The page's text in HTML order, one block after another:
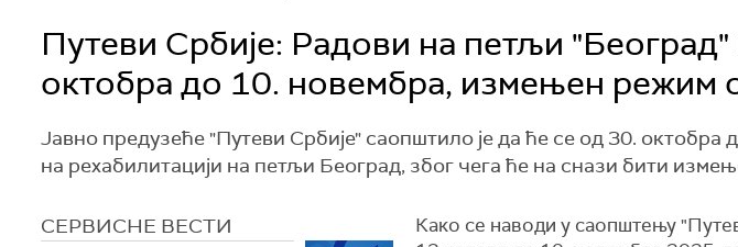
Путеви Србије: Радови на петљи "Београд"
октобра до 10. новембра, измењен режим
Јавно предузеће "Путеви Србије" саопштило је да ће се од 30.
на рехабилитацији на петљи Београд, због чега ће на снази бити
СЕРВИСНЕ ВЕСТИ
Како се наводи у саопштењу